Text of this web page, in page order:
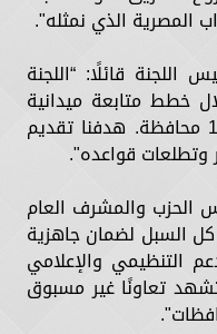
المصرية الذي نمثله".
قائلًا: “اللجنة
خطط متابعة ميدانية
وتنسيق دائم مع مرشحينا في 14 محافظة. هدفنا تقديم
وتطلعات قواعده".
الحزب والمشرف العام
كل السبل لضمان جاهزية
التنظيمي والإعلامي
تعاونًا غير مسبوق